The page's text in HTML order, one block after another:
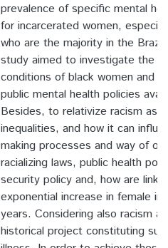
prevalence of specific mental
for incarcerated women,
who are the majority in the
study aimed to investigate the
conditions of black women and
public mental health policies
Besides, to relativize racism as
inequalities, and how it can
making processes and way of
racializing laws, public health
security policy and, how are
exponential increase in female
years. Considering also racism
historical project constituting